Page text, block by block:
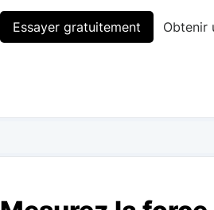
Essayer gratuitement Obtenir